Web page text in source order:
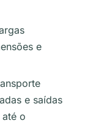
e
e saídas
o